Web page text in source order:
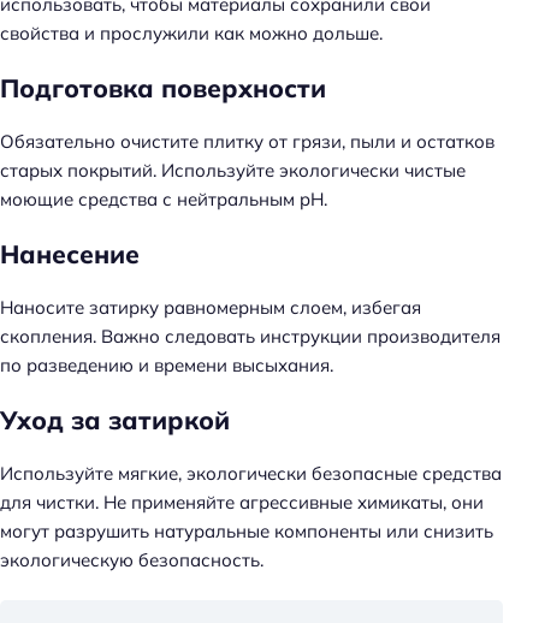
свойства и прослужили как можно дольше.
Подготовка поверхности
Обязательно очистите плитку от грязи, пыли и остатков
старых покрытий. Используйте экологически чистые
моющие средства с нейтральным pH.
Нанесение
Наносите затирку равномерным слоем, избегая
скопления. Важно следовать инструкции производителя
по разведению и времени высыхания.
Уход за затиркой
Используйте мягкие, экологически безопасные средства
для чистки. Не применяйте агрессивные химикаты, они
могут разрушить натуральные компоненты или снизить
экологическую безопасность.